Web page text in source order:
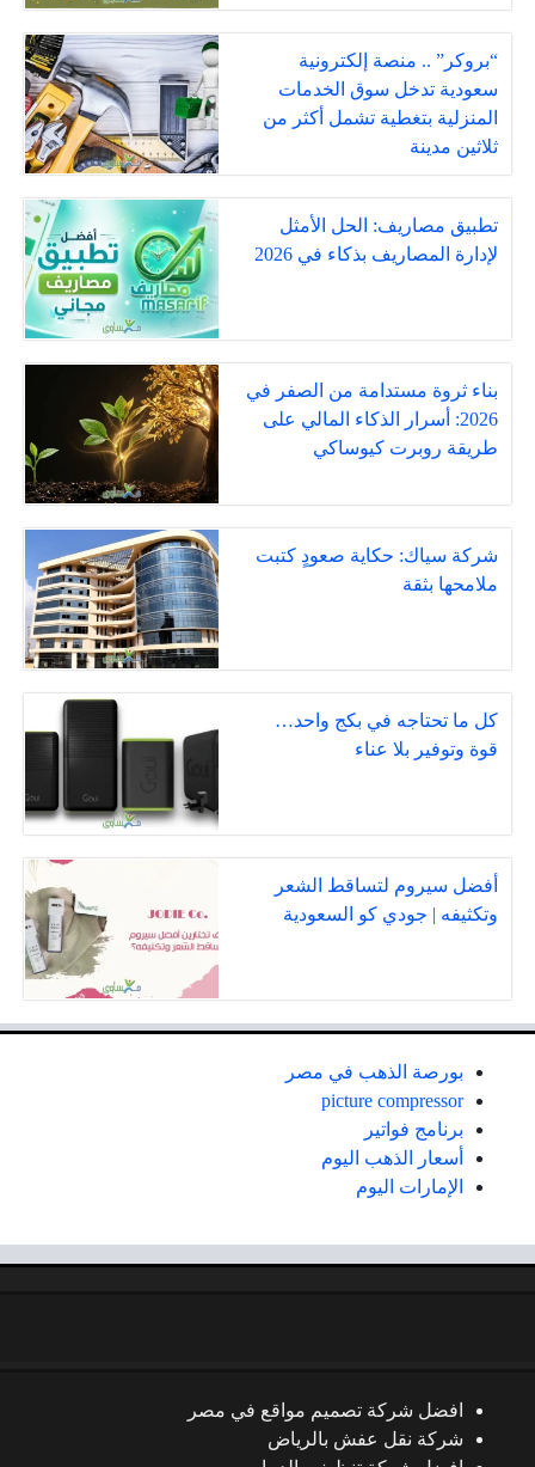
“بروكر” .. منصة إلكترونية
سعودية تدخل سوق الخدمات
المنزلية بتغطية تشمل أكثر من
ثلاثين مدينة
تطبيق مصاريف: الحل الأمثل
لإدارة المصاريف بذكاء في 2026
بناء ثروة مستدامة من الصفر في
2026: أسرار الذكاء المالي على
طريقة روبرت كيوساكي
شركة سياك: حكاية صعودٍ كتبت
ملامحها بثقة
كل ما تحتاجه في بكج واحد…
قوة وتوفير بلا عناء
أفضل سيروم لتساقط الشعر
وتكثيفه | جودي كو السعودية
بورصة الذهب في مصر
picture compressor
برنامج فواتير
أسعار الذهب اليوم
الإمارات اليوم
افضل شركة تصميم مواقع في مصر
شركة نقل عفش بالرياض